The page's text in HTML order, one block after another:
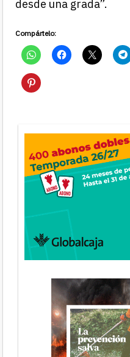
desde una grada”.
Compártelo: